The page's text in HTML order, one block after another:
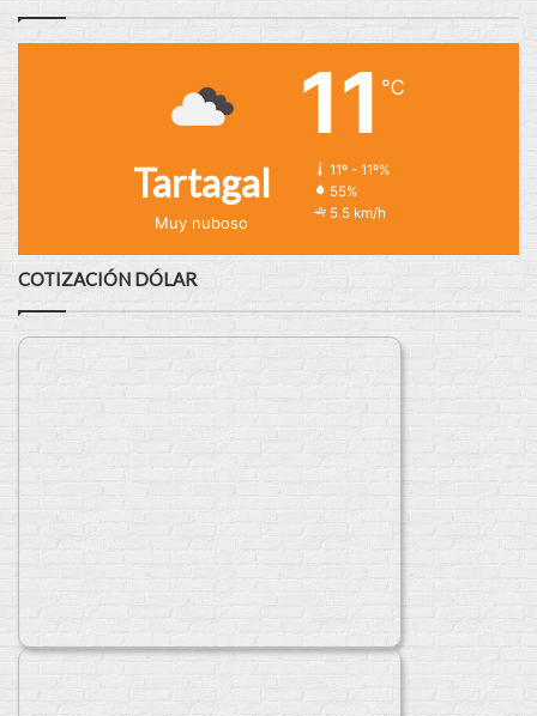
Tartagal
Muy nuboso
11 ℃
11º - 11º%
55%
5.5 km/h
COTIZACIÓN DÓLAR